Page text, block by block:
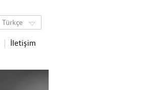
Türkçe
İletişim